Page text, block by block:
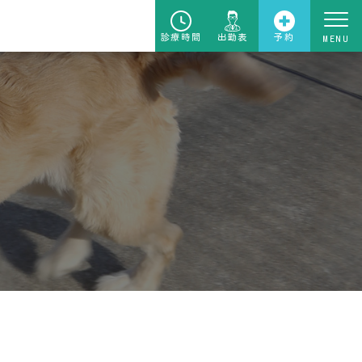
診療時間 出勤表 予約